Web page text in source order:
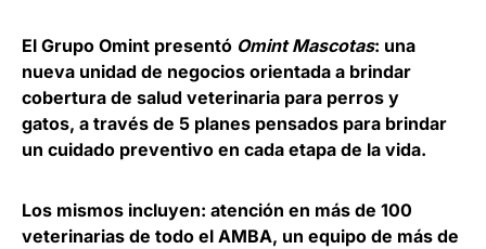
El Grupo Omint presentó Omint Mascotas: una
nueva unidad de negocios orientada a brindar
cobertura de salud veterinaria para perros y
gatos, a través de 5 planes pensados para brindar
un cuidado preventivo en cada etapa de la vida.
Los mismos incluyen: atención en más de 100
veterinarias de todo el AMBA, un equipo de más de